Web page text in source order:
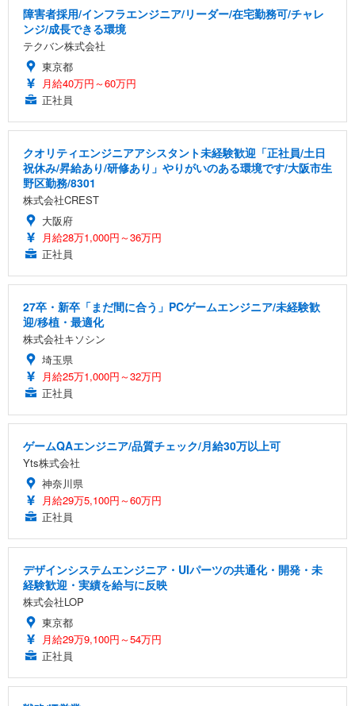
障害者採用/インフラエンジニア/リーダー/在宅勤務可/チャレ
ンジ/成長できる環境
テクバン株式会社
東京都
月給40万円～60万円
正社員
クオリティエンジニアアシスタント未経験歓迎「正社員/土日
祝休み/昇給あり/研修あり」やりがいのある環境です/大阪市生
野区勤務/8301
株式会社CREST
大阪府
月給28万1,000円～36万円
正社員
27卒・新卒「まだ間に合う」PCゲームエンジニア/未経験歓
迎/移植・最適化
株式会社キソシン
埼玉県
月給25万1,000円～32万円
正社員
ゲームQAエンジニア/品質チェック/月給30万以上可
Yts株式会社
神奈川県
月給29万5,100円～60万円
正社員
デザインシステムエンジニア・UIパーツの共通化・開発・未
経験歓迎・実績を給与に反映
株式会社LOP
東京都
月給29万9,100円～54万円
正社員